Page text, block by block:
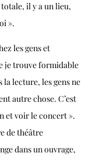
il y a un lieu,
».
les gens et
je trouve formidable
la lecture, les gens ne
autre chose. C’est
et voir le concert ».
de théâtre
dans un ouvrage,